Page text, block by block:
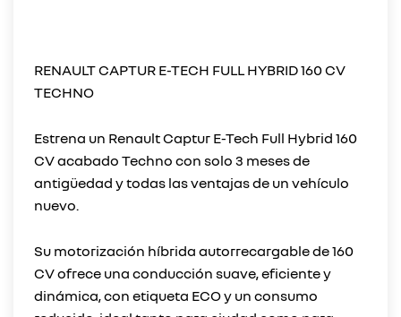
RENAULT CAPTUR E-TECH FULL HYBRID 160 CV
TECHNO
Estrena un Renault Captur E-Tech Full Hybrid 160
CV acabado Techno con solo 3 meses de
antigüedad y todas las ventajas de un vehículo
nuevo.
Su motorización híbrida autorrecargable de 160
CV ofrece una conducción suave, eficiente y
dinámica, con etiqueta ECO y un consumo